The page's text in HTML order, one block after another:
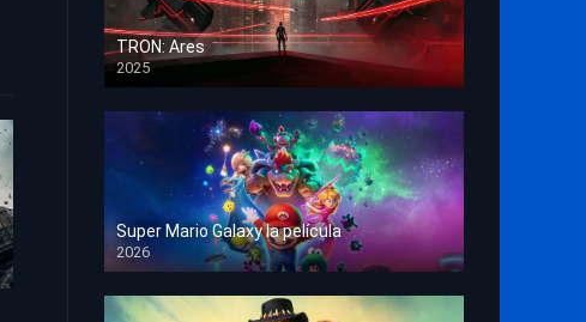
TRON: Ares
2025
HD 1080p
Super Mario Galaxy la película
2026
HD 1080p